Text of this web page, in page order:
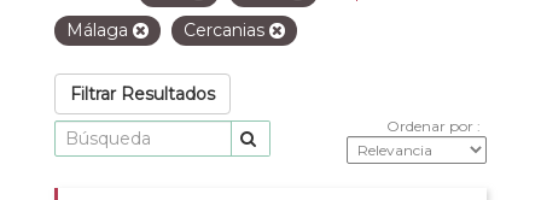
Málaga Cercanias
Filtrar Resultados
Ordenar por